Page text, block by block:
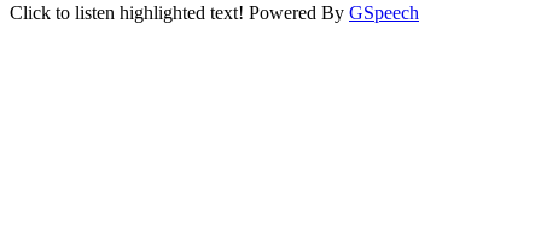
Click to listen highlighted text! Powered By GSpeech